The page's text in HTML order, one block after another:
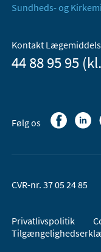
Sundheds- og
Kontakt
44 88 95 95
Følg os
CVR-nr. 37 05 24 85
Privatlivspolitik